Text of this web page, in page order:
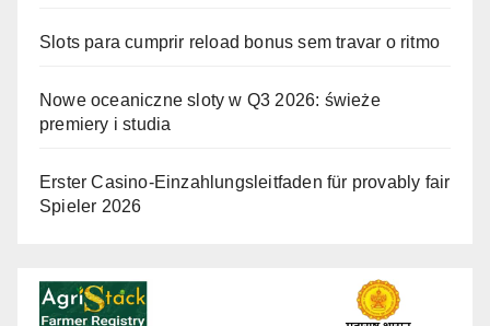
Slots para cumprir reload bonus sem travar o ritmo
Nowe oceaniczne sloty w Q3 2026: świeże
premiery i studia
Erster Casino-Einzahlungsleitfaden für provably fair
Spieler 2026